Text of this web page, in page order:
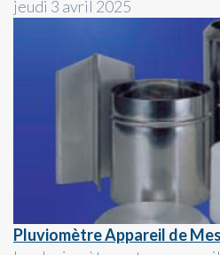
jeudi 3 avril 2025
Pluviomètre Appareil de